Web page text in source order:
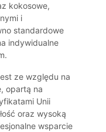
kokosowe,
i
standardowe
indywidualne
ze względu na
opartą na
Unii
oraz wysoką
wsparcie